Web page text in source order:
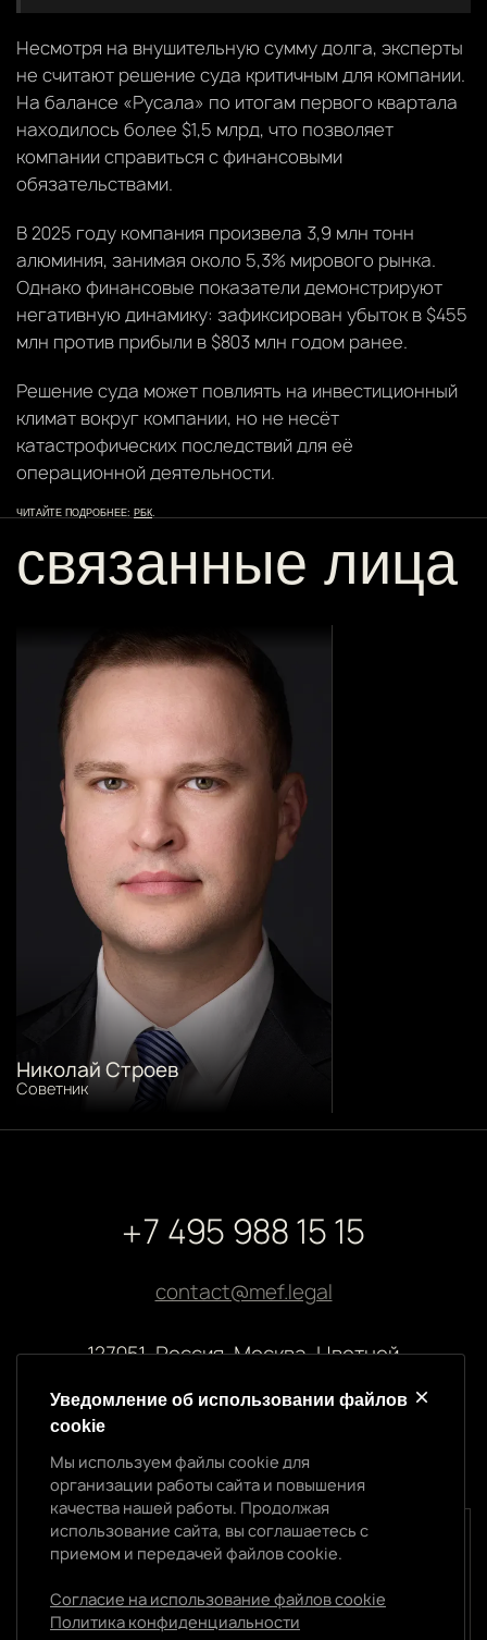
Несмотря на внушительную сумму долга, эксперты
не считают решение суда критичным для компании.
На балансе «Русала» по итогам первого квартала
находилось более $1,5 млрд, что позволяет
компании справиться с финансовыми
обязательствами.
В 2025 году компания произвела 3,9 млн тонн
алюминия, занимая около 5,3% мирового рынка.
Однако финансовые показатели демонстрируют
негативную динамику: зафиксирован убыток в $455
млн против прибыли в $803 млн годом ранее.
Решение суда может повлиять на инвестиционный
климат вокруг компании, но не несёт
катастрофических последствий для её
операционной деятельности.
ЧИТАЙТЕ ПОДРОБНЕЕ: РБК
связанные лица
Николай Строев
Советник
+7 495 988 15 15
contact@mef.legal
127051, Россия, Москва, Цветной
Реквизиты компании
ООО “МЭФ ЛИГАЛ”
ИНН 7704874992
ОГРН 5147746145718
Политика конфиденциальности
Уведомление об использовании cookie
работы сайта и повышения качества нашей работы.
Продолжая использование сайта, вы
Уведомление об использовании файлов
cookie
Мы используем файлы cookie для
организации работы сайта и повышения
качества нашей работы. Продолжая
использование сайта, вы соглашаетесь с
приемом и передачей файлов cookie.
Согласие на использование файлов cookie
Политика конфиденциальности